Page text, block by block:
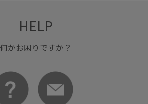
HELP
何かお困りですか？